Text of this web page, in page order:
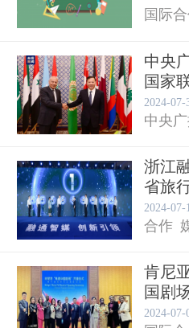
国际
电视节
中央
国家
制作...
2024-07-
中央
纪录片
浙江
省旅
式...
2024-07-
合作
肯尼
国剧
2024-07-